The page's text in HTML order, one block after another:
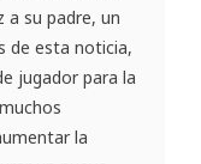
a su padre, un
de esta noticia,
jugador para la
la